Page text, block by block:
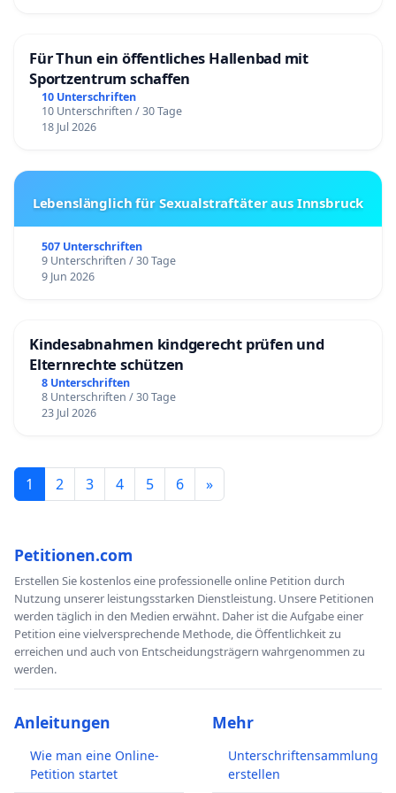
Für Thun ein öffentliches Hallenbad mit
Sportzentrum schaffen
10 Unterschriften
10 Unterschriften / 30 Tage
18 Jul 2026
Lebenslänglich für Sexualstraftäter aus Innsbruck
507 Unterschriften
9 Unterschriften / 30 Tage
9 Jun 2026
Kindesabnahmen kindgerecht prüfen und
Elternrechte schützen
8 Unterschriften
8 Unterschriften / 30 Tage
23 Jul 2026
1 2 3 4 5 6 »
Petitionen.com
Erstellen Sie kostenlos eine professionelle online Petition durch
Nutzung unserer leistungsstarken Dienstleistung. Unsere Petitionen
werden täglich in den Medien erwähnt. Daher ist die Aufgabe einer
Petition eine vielversprechende Methode, die Öffentlichkeit zu
erreichen und auch von Entscheidungsträgern wahrgenommen zu
werden.
Anleitungen
Wie man eine Online-
Petition startet
Mehr
Unterschriftensammlung
erstellen